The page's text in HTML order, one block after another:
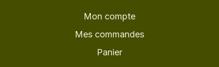
Mon compte
Mes commandes
Panier